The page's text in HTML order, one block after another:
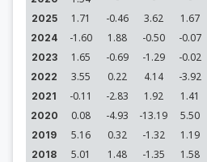
2025 1.71 -0.46 3.62 1.67
2024 -1.60 1.88 -0.50 -0.07
2023 1.65 -0.69 -1.29 -0.02
2022 3.55 0.22 4.14 -3.92
2021 -0.11 -2.83 1.92 1.41
2020 0.08 -4.93 -13.19 5.50
2019 5.16 0.32 -1.32 1.19
2018 5.01 1.48 -1.35 1.58